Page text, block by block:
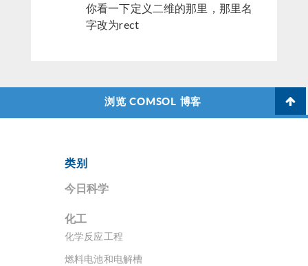
你看一下定义二维的那里，那里名
字改为rect
浏览 COMSOL 博客
类别
今日科学
化工
化学反应工程
燃料电池和电解槽